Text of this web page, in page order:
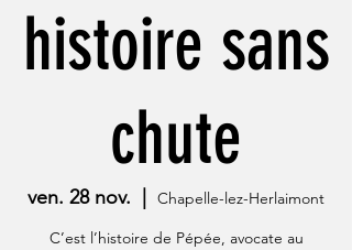
histoire sans
chute
ven. 28 nov.
Chapelle-lez-Herlaimont
C’est l’histoire de Pépée, avocate au